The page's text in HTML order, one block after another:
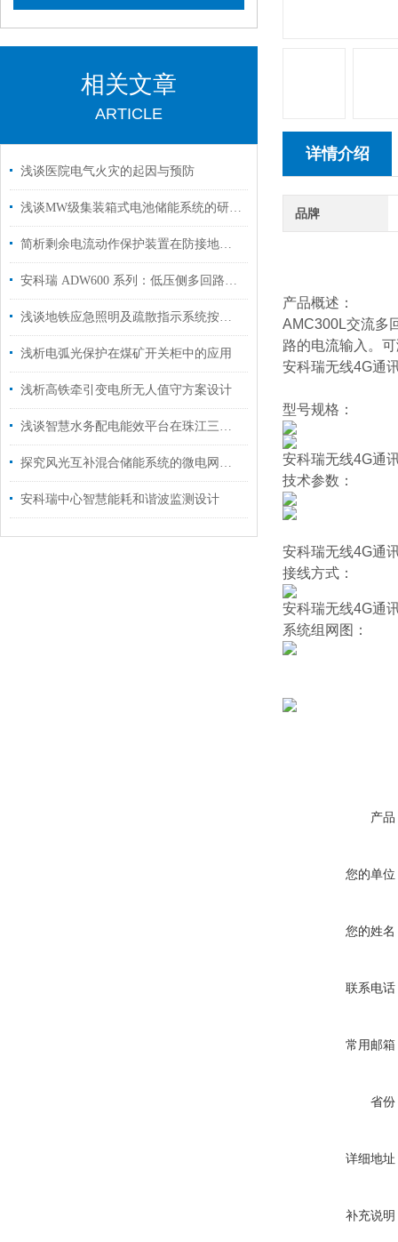
相关文章
ARTICLE
浅谈医院电气火灾的起因与预防
浅谈MW级集装箱式电池储能系统的研究现状与应用探究
简析剩余电流动作保护装置在防接地短路火灾中的应用
安科瑞 ADW600 系列：低压侧多回路计量专用智能仪表
浅谈地铁应急照明及疏散指示系统按新国标的设计和选型
浅析电弧光保护在煤矿开关柜中的应用
浅析高铁牵引变电所无人值守方案设计
浅谈智慧水务配电能效平台在珠江三角洲水资源配置工程中的应用
探究风光互补混合储能系统的微电网优化及电能质量提升
安科瑞中心智慧能耗和谐波监测设计
详情介绍
品牌
产品概述：
AMC300L交流多
路的电流输入。
安科瑞无线4G通
型号规格：
安科瑞无线4G通
技术参数：
安科瑞无线4G通
接线方式：
安科瑞无线4G通
系统组网图：
产品
您的单位
您的姓名
联系电话
常用邮箱
省份
详细地址
补充说明